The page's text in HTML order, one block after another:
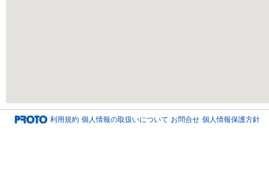
利用規約 個人情報の取扱いについて お問合せ 個人情報保護方針